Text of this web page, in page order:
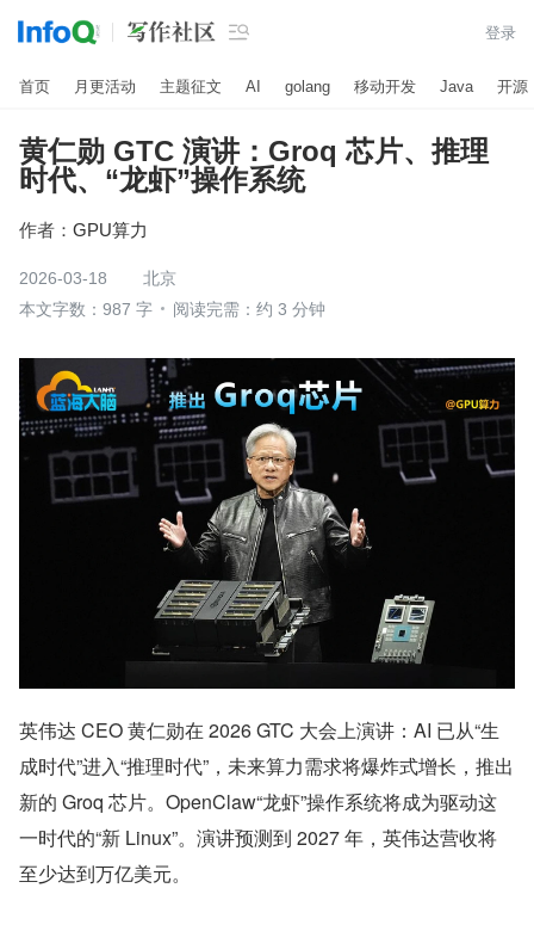
 登录
首页 月更活动 主题征文 AI golang 移动开发 Java 开源
黄仁勋 GTC 演讲：Groq 芯片、推理
时代、“龙虾”操作系统
作者： GPU算力
2026-03-18
北京
本文字数：987 字
阅读完需：约 3 分钟
英伟达 CEO 黄仁勋在 2026 GTC 大会上演讲：AI 已从“生
成时代”进入“推理时代”，未来算力需求将爆炸式增长，推出
新的 Groq 芯片。OpenClaw“龙虾”操作系统将成为驱动这
一时代的“新 Linux”。演讲预测到 2027 年，英伟达营收将
至少达到万亿美元。